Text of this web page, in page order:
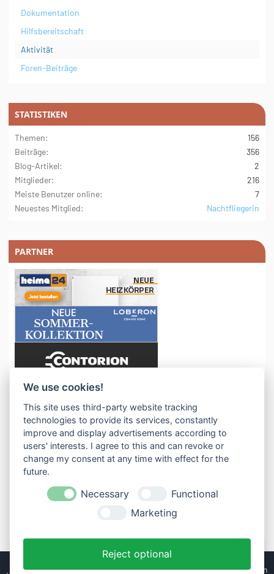
Dokumentation
Hilfsbereitschaft
Aktivität
Foren-Beiträge
STATISTIKEN
Themen
156
Beiträge
356
Blog-Artikel
2
Mitglieder
216
Meiste Benutzer online
7
Neuestes Mitglied
Nachtfliegerin
PARTNER
Stil ändern
We use cookies!
This site uses third-party website tracking
technologies to provide its services, constantly
improve and display advertisements according to
users' interests. I agree to this and can revoke or
change my consent at any time with effect for the
future.
Necessary
Functional
Marketing
Reject optional